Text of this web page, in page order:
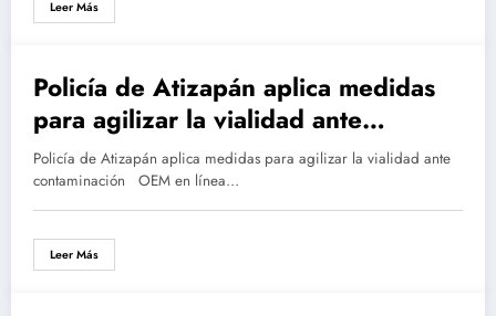
Leer Más
marzo 20, 2016
Policía de Atizapán aplica medidas
para agilizar la vialidad ante
contaminación
Policía de Atizapán aplica medidas para agilizar la vialidad ante
contaminación OEM en línea…
Leer Más